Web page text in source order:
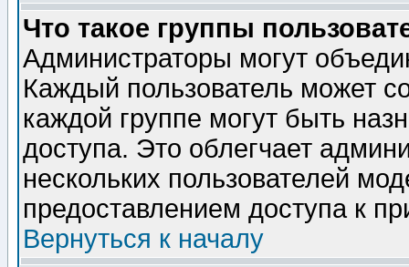
Что такое группы
Администраторы могут
Каждый пользователь может
каждой группе могут быть
доступа. Это облегчает
нескольких пользователей
предоставлением доступа к
Вернуться к началу